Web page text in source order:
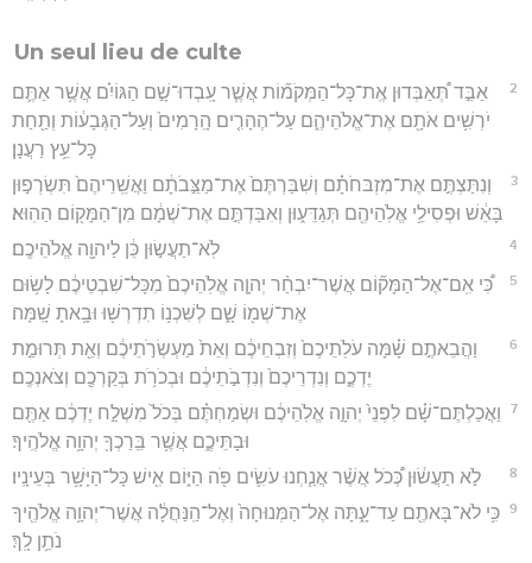
Un seul lieu de culte
2
אַבֵּ֣ד תְּ֠אַבְּדוּן אֶֽת־כָּל־הַמְּקֹמ֞וֹת אֲשֶׁ֧ר עָֽבְדוּ־שָׁ֣ם הַגּוֹיִ֗ם אֲשֶׁ֥ר אַתֶּ֛ם
יֹרְשִׁ֥ים אֹתָ֖ם אֶת־אֱלֹהֵיהֶ֑ם עַל־הֶהָרִ֤ים הָֽרָמִים֙ וְעַל־הַגְּבָע֔וֹת וְתַ֖חַת
כָּל־עֵ֥ץ רַעֲנָן׃
3
וְנִתַּצְתֶּ֣ם אֶת־מִזְבּחֹתָ֗ם וְשִׁבַּרְתֶּם֙ אֶת־מַצֵּ֣בֹתָ֔ם וַאֲשֵֽׁרֵיהֶם֙ תִּשְׂרְפ֣וּן
בָּאֵ֔שׁ וּפְסִילֵ֥י אֱלֹֽהֵיהֶ֖ם תְּגַדֵּע֑וּן וְאִבַּדְתֶּ֣ם אֶת־שְׁמָ֔ם מִן־הַמָּק֖וֹם הַהֽוּא׃
4 לֹֽא־תַעֲשׂ֣וּן כֵּ֔ן לַיהוָ֖ה אֱלֹהֵיכֶֽם׃
5
כִּ֠י אִֽם־אֶל־הַמָּק֞וֹם אֲשֶׁר־יִבְחַ֨ר יְהוָ֤ה אֱלֹֽהֵיכֶם֙ מִכָּל־שִׁבְטֵיכֶ֔ם לָשׂ֥וּם
אֶת־שְׁמ֖וֹ שָׁ֑ם לְשִׁכְנ֥וֹ תִדְרְשׁ֖וּ וּבָ֥אתָ שָֽׁמָּה׃
6
וַהֲבֵאתֶ֣ם שָׁ֗מָּה עֹלֹֽתֵיכֶם֙ וְזִבְחֵיכֶ֔ם וְאֵת֙ מַעְשְׂרֹ֣תֵיכֶ֔ם וְאֵ֖ת תְּרוּמַ֣ת
יֶדְכֶ֑ם וְנִדְרֵיכֶם֙ וְנִדְבֹ֣תֵיכֶ֔ם וּבְכֹרֹ֥ת בְּקַרְכֶ֖ם וְצֹאנְכֶֽם׃
7
וַאֲכַלְתֶּם־שָׁ֗ם לִפְנֵי֙ יְהוָ֣ה אֱלֹֽהֵיכֶ֔ם וּשְׂמַחְתֶּ֗ם בְּכֹל֙ מִשְׁלַ֣ח יֶדְכֶ֔ם אַתֶּ֖ם
וּבָתֵּיכֶ֑ם אֲשֶׁ֥ר בֵּֽרַכְךָ֖ יְהוָ֥ה אֱלֹהֶֽיךָ׃
8 לֹ֣א תַעֲשׂ֔וּן כְּ֠כֹל אֲשֶׁ֨ר אֲנַ֧חְנוּ עֹשִׂ֛ים פֹּ֖ה הַיּ֑וֹם אִ֖ישׁ כָּל־הַיָּשָׁ֥ר בְּעֵינָֽיו׃
9
כִּ֥י לֹא־בָּאתֶ֖ם עַד־עָ֑תָּה אֶל־הַמְּנוּחָה֙ וְאֶל־הַֽנַּחֲלָ֔ה אֲשֶׁר־יְהוָ֥ה אֱלֹהֶ֖יךָ
נֹתֵ֥ן לָֽךְ׃